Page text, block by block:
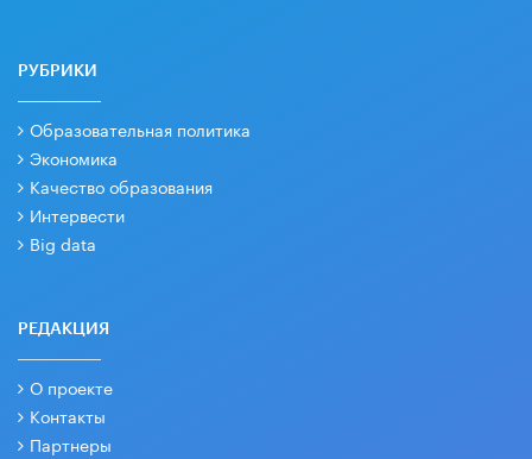
РУБРИКИ
Образовательная политика
Экономика
Качество образования
Интервести
Big data
РЕДАКЦИЯ
О проекте
Контакты
Партнеры